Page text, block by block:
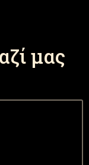
μας